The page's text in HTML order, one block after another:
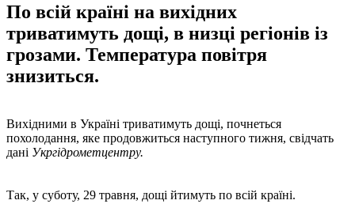
По всій країні на вихідних
триватимуть дощі, в низці регіонів із
грозами. Температура повітря
знизиться.
Вихідними в Україні триватимуть дощі, почнеться
похолодання, яке продовжиться наступного тижня, свідчать
дані Укргідрометцентру.
Так, у суботу, 29 травня, дощі йтимуть по всій країні.